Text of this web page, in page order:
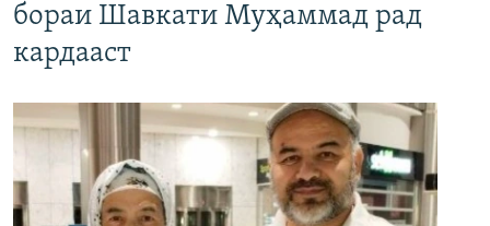
бораи Шавкати Муҳаммад рад
кардааст